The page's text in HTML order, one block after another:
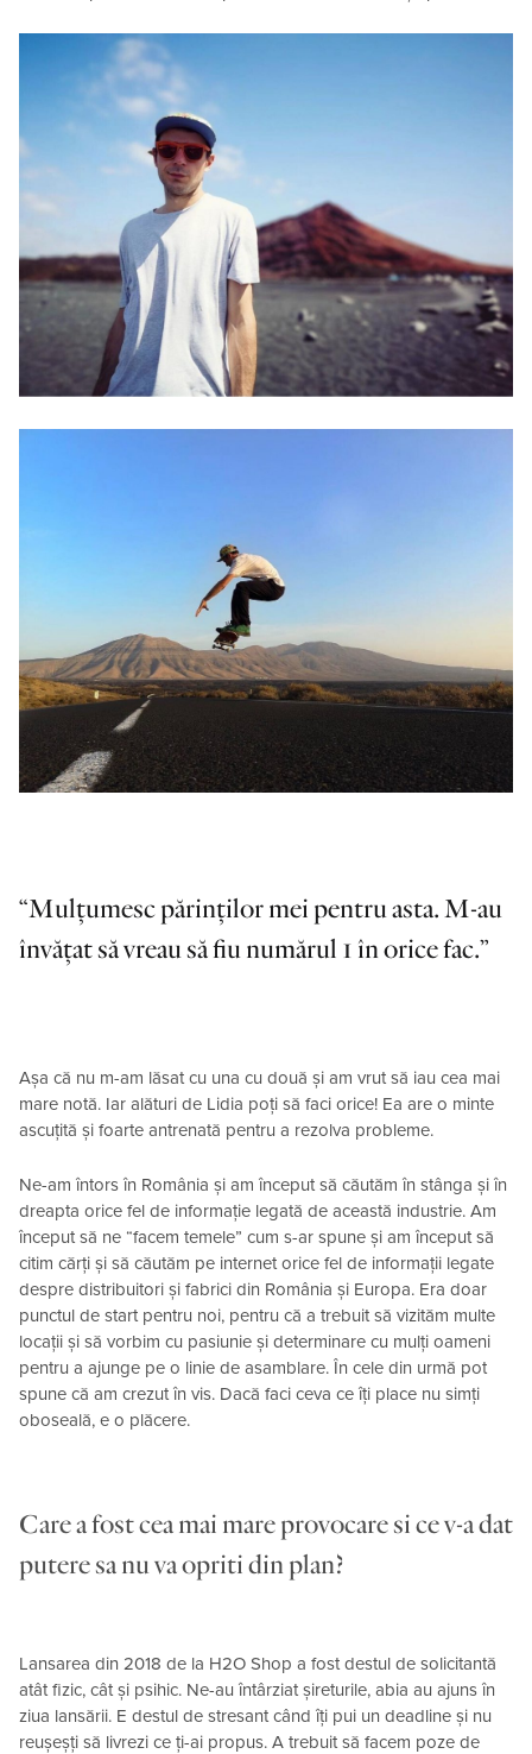
Mulțumesc părinților mei pentru asta. M-au
învățat să vreau să fiu numărul 1 în orice fac.
Așa că nu m-am lăsat cu una cu două și am vrut să iau cea mai
mare notă. Iar alături de Lidia poți să faci orice! Ea are o minte
ascuțită și foarte antrenată pentru a rezolva probleme.
Ne-am întors în România și am început să căutăm în stânga și în
dreapta orice fel de informație legată de această industrie. Am
început să ne “facem temele” cum s-ar spune și am început să
citim cărți și să căutăm pe internet orice fel de informații legate
despre distribuitori și fabrici din România și Europa. Era doar
punctul de start pentru noi, pentru că a trebuit să vizităm multe
locații și să vorbim cu pasiunie și determinare cu mulți oameni
pentru a ajunge pe o linie de asamblare. În cele din urmă pot
spune că am crezut în vis. Dacă faci ceva ce îți place nu simți
oboseală, e o plăcere.
Care a fost cea mai mare provocare si ce v-a dat
putere sa nu va opriti din plan?
Lansarea din 2018 de la H2O Shop a fost destul de solicitantă
atât fizic, cât și psihic. Ne-au întârziat șireturile, abia au ajuns în
ziua lansării. E destul de stresant când îți pui un deadline și nu
reușeșți să livrezi ce ți-ai propus. A trebuit să facem poze de